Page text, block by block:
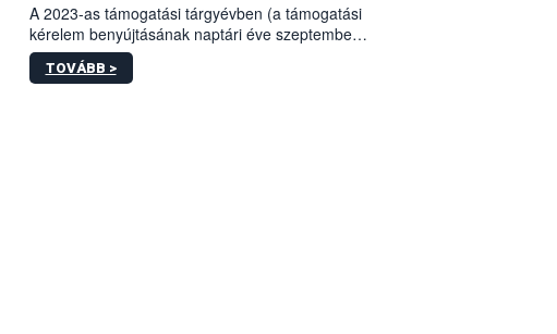
A 2023-as támogatási tárgyévben (a támogatási
kérelem benyújtásának naptári éve szeptember
1. - augusztus 31.) összesen 1756 bika kapott
központi lajstromszámot.
TOVÁBB >